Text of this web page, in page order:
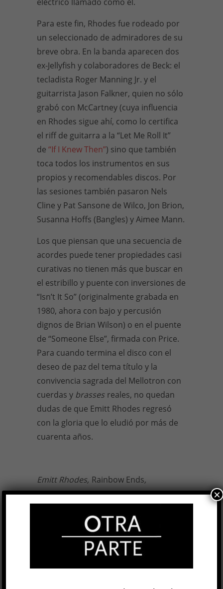
Para este fin, Rhodes fue rodeado por
un seleccionado de admiradores de su
breve obra. En la banda aparecen dos
ex-Jellyfish y colaboradores de Beck: el
tecladista Roger Manning Jr. y el
guitarrista Jason Falkner, quien no sólo
grabó con McCartney (cuya influencia
en Rhodes sigue ahí, como lo certifica
el riff de guitarra a la “Let Me Roll It”
de “If I Knew Then”) sino que también
toca todos los instrumentos en sus
propios y recomendables discos. Por
las sesiones también pasaron Nels
Cline y Pat Sansone de Wilco, Jon Brion,
Susanna Hoffs (Bangles) y Aimee Mann.
Los que piensan que una secuencia de
acordes puede tener propiedades casi
curativas no tienen más que buscar en
el estribillo y puente con inversiones de
“Isn’t It So” (originalmente grabada en
1980, ahora con bajo y percusión
dignos de Brian Wilson) o en el puente
de “Someone Else”, firmada con Price.
Para cuando termina el disco con el
deseo de paz del tema título y la
convivencia sagrada del Mellotron con
cuerdas y brasses reales, no quedan
dudas de que Emitt Rhodes regresó
con la gloria que lo eludió por más de
cuarenta años.
Emitt Rhodes, Rainbow Ends,
Omnivore, 2016.
Facebook 0 Twitter
0 Email 0
28 JUL, 2016 ×